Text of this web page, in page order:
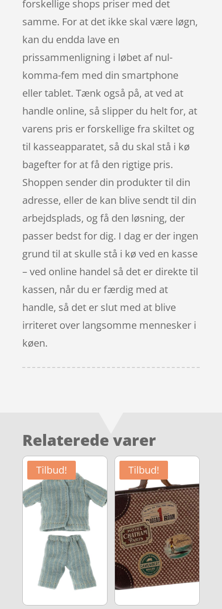
forskellige shops priser med det
samme. For at det ikke skal være løgn,
kan du endda lave en
prissammenligning i løbet af nul-
komma-fem med din smartphone
eller tablet. Tænk også på, at ved at
handle online, så slipper du helt for, at
varens pris er forskellige fra skiltet og
til kasseapparatet, så du skal stå i kø
bagefter for at få den rigtige pris.
Shoppen sender din produkter til din
adresse, eller de kan blive sendt til din
arbejdsplads, og få den løsning, der
passer bedst for dig. I dag er der ingen
grund til at skulle stå i kø ved en kasse
– ved online handel så det er direkte til
kassen, når du er færdig med at
handle, så det er slut med at blive
irriteret over langsomme mennesker i
køen.
Relaterede varer
Tilbud! Tilbud!